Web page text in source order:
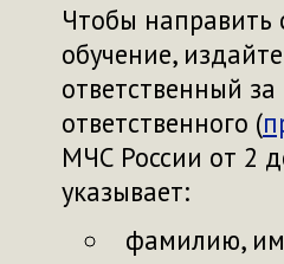
Чтобы направить
обучение,
ответственный
ответственного (
МЧС России от 2
указывает:
фамилию,